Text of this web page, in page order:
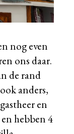
nog even
ons daar.
de rand
anders,
en
hebben 4